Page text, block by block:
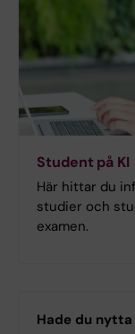
Student på KI
Här hittar du
studier och
examen.
Hade du